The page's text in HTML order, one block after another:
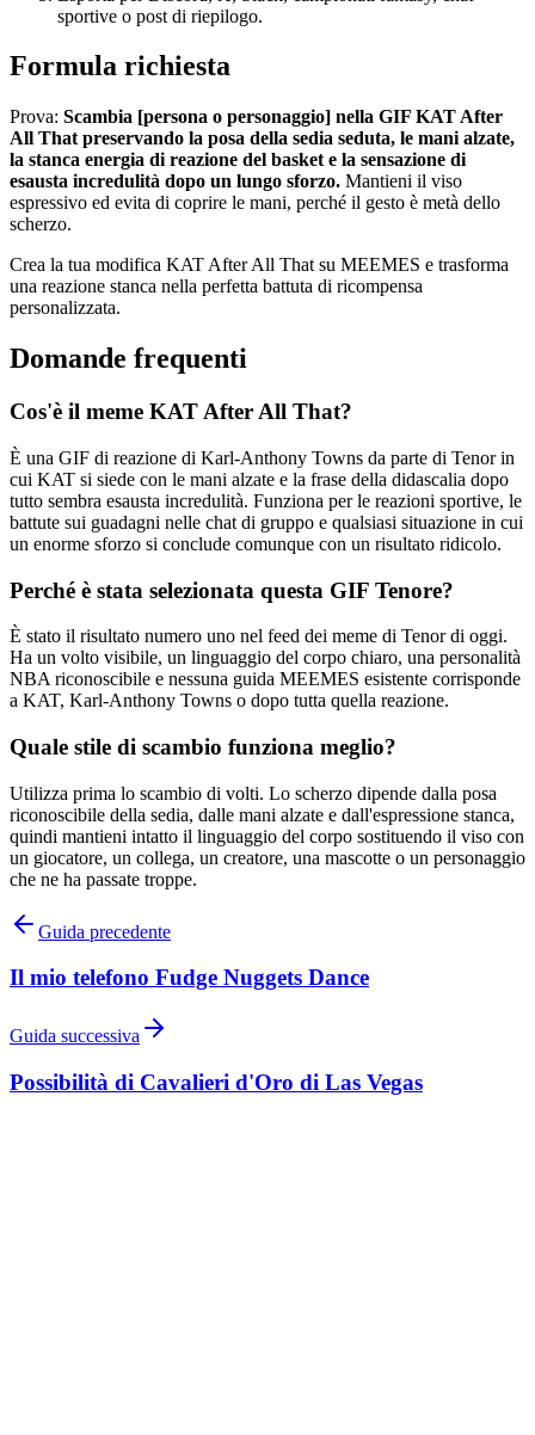
sportive o post di riepilogo.
Formula richiesta
Prova: Scambia [persona o personaggio] nella GIF KAT After
All That preservando la posa della sedia seduta, le mani alzate,
la stanca energia di reazione del basket e la sensazione di
esausta incredulità dopo un lungo sforzo. Mantieni il viso
espressivo ed evita di coprire le mani, perché il gesto è metà dello
scherzo.
Crea la tua modifica KAT After All That su MEEMES e trasforma
una reazione stanca nella perfetta battuta di ricompensa
personalizzata.
Domande frequenti
Cos'è il meme KAT After All That?
È una GIF di reazione di Karl-Anthony Towns da parte di Tenor in
cui KAT si siede con le mani alzate e la frase della didascalia dopo
tutto sembra esausta incredulità. Funziona per le reazioni sportive, le
battute sui guadagni nelle chat di gruppo e qualsiasi situazione in cui
un enorme sforzo si conclude comunque con un risultato ridicolo.
Perché è stata selezionata questa GIF Tenore?
È stato il risultato numero uno nel feed dei meme di Tenor di oggi.
Ha un volto visibile, un linguaggio del corpo chiaro, una personalità
NBA riconoscibile e nessuna guida MEEMES esistente corrisponde
a KAT, Karl-Anthony Towns o dopo tutta quella reazione.
Quale stile di scambio funziona meglio?
Utilizza prima lo scambio di volti. Lo scherzo dipende dalla posa
riconoscibile della sedia, dalle mani alzate e dall'espressione stanca,
quindi mantieni intatto il linguaggio del corpo sostituendo il viso con
un giocatore, un collega, un creatore, una mascotte o un personaggio
che ne ha passate troppe.
Guida precedente
Il mio telefono Fudge Nuggets Dance
Guida successiva
Possibilità di Cavalieri d'Oro di Las Vegas